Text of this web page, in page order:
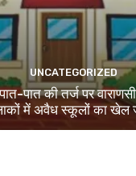
UNCATEGORIZED
पात की तर्ज पर
में अवैध स्कूलों का खेल